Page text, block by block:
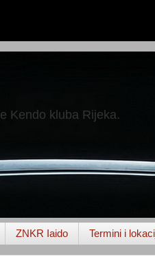
Kendo kluba Rijeka.
ZNKR Iaido Termini i